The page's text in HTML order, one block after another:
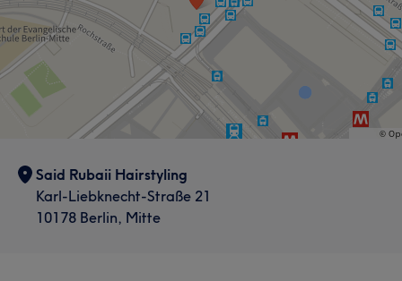
Aufmerksam
PortfolioFriseur Gesicht
Portfolio
Said Rubaii Hairstyling
Karl-Liebknecht-Straße 21
10178 Berlin, Mitte